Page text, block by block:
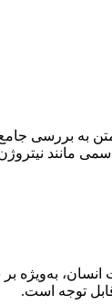
به بررسی جامع
به‌ویژه
توجه است.